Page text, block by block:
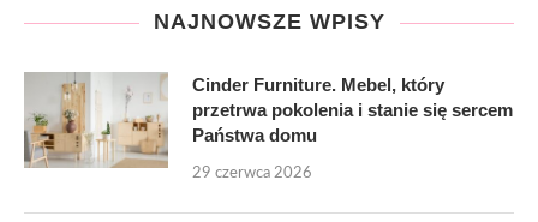
NAJNOWSZE WPISY
Cinder Furniture. Mebel, który
przetrwa pokolenia i stanie się sercem
Państwa domu
29 czerwca 2026